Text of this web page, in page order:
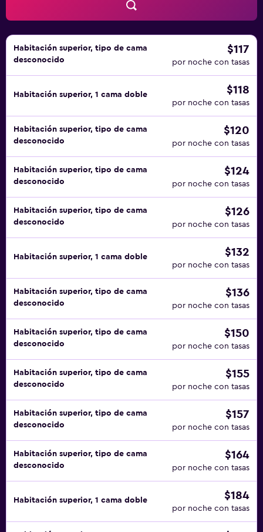
Habitación superior, tipo de cama
desconocido
$117
por noche con tasas
Habitación superior, 1 cama doble $118
por noche con tasas
Habitación superior, tipo de cama
desconocido
$120
por noche con tasas
Habitación superior, tipo de cama
desconocido
$124
por noche con tasas
Habitación superior, tipo de cama
desconocido
$126
por noche con tasas
Habitación superior, 1 cama doble $132
por noche con tasas
Habitación superior, tipo de cama
desconocido
$136
por noche con tasas
Habitación superior, tipo de cama
desconocido
$150
por noche con tasas
Habitación superior, tipo de cama
desconocido
$155
por noche con tasas
Habitación superior, tipo de cama
desconocido
$157
por noche con tasas
Habitación superior, tipo de cama
desconocido
$164
por noche con tasas
Habitación superior, 1 cama doble $184
por noche con tasas